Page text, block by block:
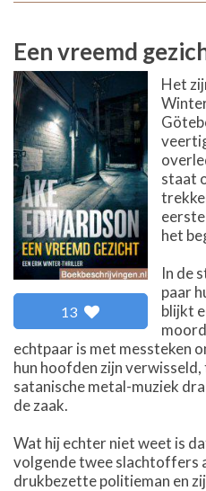
Een vreemd
13
Het
staat
het
In de
paar
blijkt
echtpaar is met messteken
hun hoofden zijn
satanische metal-muziek
de zaak.
Wat hij echter niet weet is
volgende twee slachtoffers
drukbezette politieman en